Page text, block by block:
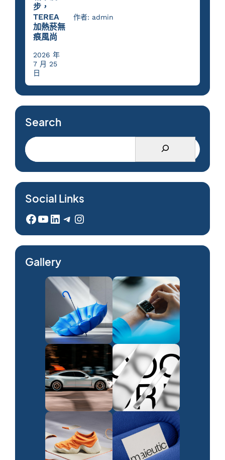
步，
TEREA
加熱菸無
痕風尚
作者: admin
2026 年
7 月 25
日
Search
Social Links
Facebook YouTube LinkedIn Telegram Instagram
Gallery